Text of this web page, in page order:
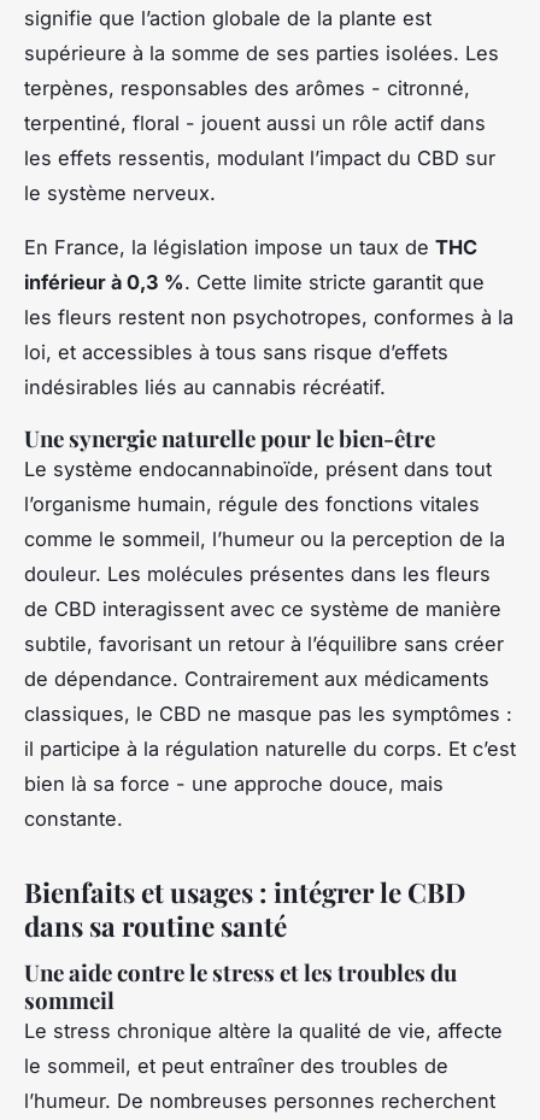
signifie que l’action globale de la plante est
supérieure à la somme de ses parties isolées. Les
terpènes, responsables des arômes - citronné,
terpentiné, floral - jouent aussi un rôle actif dans
les effets ressentis, modulant l’impact du CBD sur
le système nerveux.
En France, la législation impose un taux de THC
inférieur à 0,3 %. Cette limite stricte garantit que
les fleurs restent non psychotropes, conformes à la
loi, et accessibles à tous sans risque d’effets
indésirables liés au cannabis récréatif.
Une synergie naturelle pour le bien-être
Le système endocannabinoïde, présent dans tout
l’organisme humain, régule des fonctions vitales
comme le sommeil, l’humeur ou la perception de la
douleur. Les molécules présentes dans les fleurs
de CBD interagissent avec ce système de manière
subtile, favorisant un retour à l’équilibre sans créer
de dépendance. Contrairement aux médicaments
classiques, le CBD ne masque pas les symptômes :
il participe à la régulation naturelle du corps. Et c’est
bien là sa force - une approche douce, mais
constante.
Bienfaits et usages : intégrer le CBD
dans sa routine santé
Une aide contre le stress et les troubles du
sommeil
Le stress chronique altère la qualité de vie, affecte
le sommeil, et peut entraîner des troubles de
l’humeur. De nombreuses personnes recherchent